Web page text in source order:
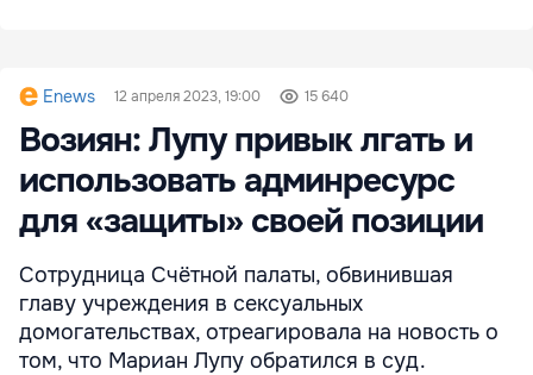
Enews 12 апреля 2023, 19:00 15 640
Возиян: Лупу привык лгать и
использовать админресурс
для «защиты» своей позиции
Сотрудница Счётной палаты, обвинившая
главу учреждения в сексуальных
домогательствах, отреагировала на новость о
том, что Мариан Лупу обратился в суд.